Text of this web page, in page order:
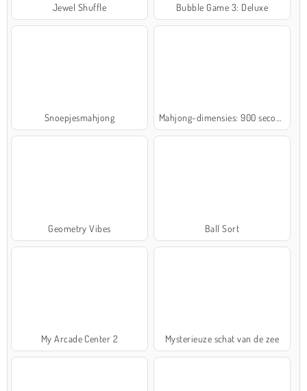
Jewel Shuffle Bubble Game 3: Deluxe
Snoepjesmahjong
Geometry Vibes Ball Sort
My Arcade Center 2 Mysterieuze schat van de zee